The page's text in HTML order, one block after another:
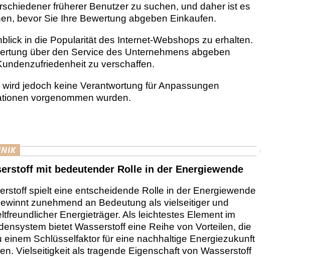
früherer Benutzer zu suchen, und daher ist es
bevor Sie Ihre Bewertung abgeben Einkaufen.
in die Popularität des Internet-Webshops zu erhalten.
über den Service des Unternehmens abgeben
zu verschaffen.
jedoch keine Verantwortung für Anpassungen
vorgenommen wurden.
mit bedeutender Rolle in der Energiewende
spielt eine entscheidende Rolle in der Energiewende
zunehmend an Bedeutung als vielseitiger und
Energieträger. Als leichtestes Element im
bietet Wasserstoff eine Reihe von Vorteilen, die
einem Schlüsselfaktor für eine nachhaltige Energiezukunft
Vielseitigkeit als tragende Eigenschaft von Wasserstoff